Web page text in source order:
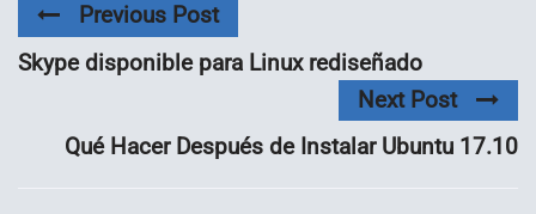
Previous Post
Skype disponible para Linux rediseñado
Next Post
Qué Hacer Después de Instalar Ubuntu 17.10